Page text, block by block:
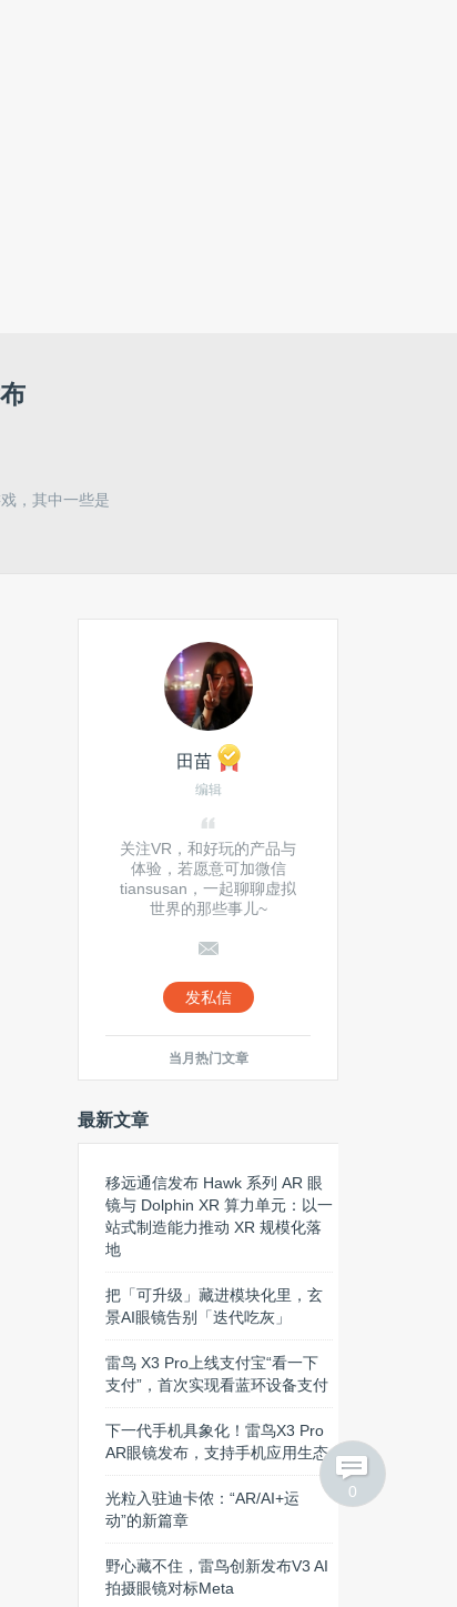
0
，其中一些是
田苗
编辑
关注VR，和好玩的产品与
体验，若愿意可加微信
tiansusan，一起聊聊虚拟
世界的那些事儿~
发私信
当月热门文章
最新文章
移远通信发布 Hawk 系列 AR 眼
镜与 Dolphin XR 算力单元：以一
站式制造能力推动 XR 规模化落
地
把「可升级」藏进模块化里，玄
景AI眼镜告别「迭代吃灰」
雷鸟 X3 Pro上线支付宝“看一下
支付”，首次实现看蓝环设备支付
下一代手机具象化！雷鸟X3 Pro
AR眼镜发布，支持手机应用生态
光粒入驻迪卡侬：“AR/AI+运
动”的新篇章
野心藏不住，雷鸟创新发布V3 AI
拍摄眼镜对标Meta